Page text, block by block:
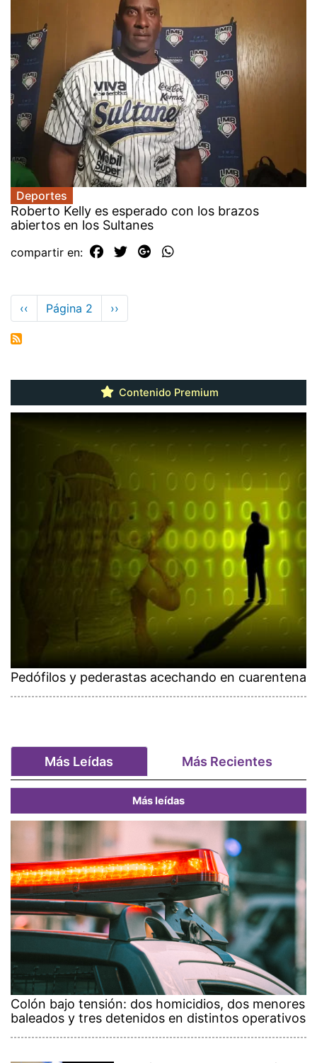
Deportes
Roberto Kelly es esperado con los brazos
abiertos en los Sultanes
compartir en:
Paginación
Página
anterior
‹‹ Página 2
Siguiente
página
››
Contenido Premium
Pedófilos y pederastas acechando en cuarentena
Más Leídas Más Recientes
Más leídas
Colón bajo tensión: dos homicidios, dos menores
baleados y tres detenidos en distintos operativos